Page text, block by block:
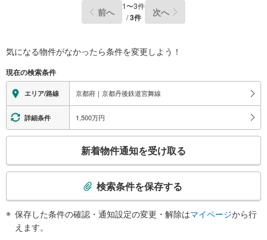
前へ 1〜3件
/3件 次へ
気になる物件がなかったら条件を変更しよう！
現在の検索条件
エリア/路線 京都府｜京都丹後鉄道宮舞線
詳細条件 1,500万円
検
新着物件通知を受け取る
検索条件を保存する
保存した条件の確認・通知設定の変更・解除はマイページから行
えます。